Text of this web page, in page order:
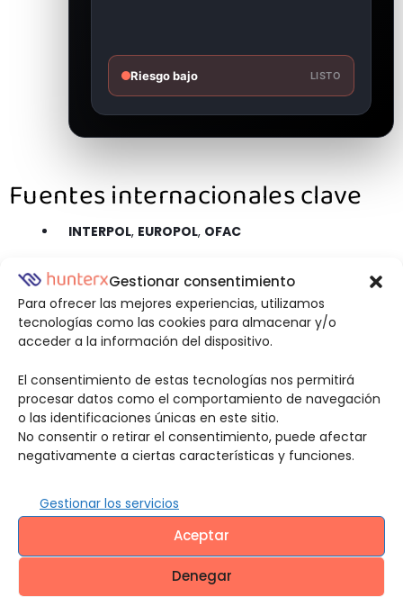
Gestionar consentimiento
Para ofrecer las mejores experiencias, utilizamos
tecnologías como las cookies para almacenar y/o
acceder a la información del dispositivo.
El consentimiento de estas tecnologías nos permitirá
procesar datos como el comportamiento de navegación
o las identificaciones únicas en este sitio.
No consentir o retirar el consentimiento, puede afectar
negativamente a ciertas características y funciones.
Gestionar los servicios
Aceptar
Denegar
Riesgo bajo LISTO
Fuentes internacionales clave
INTERPOL, EUROPOL, OFAC
Listas de terrorismo de la ONU
Verificación de documentos extranjeros
(pasaportes, cédulas)
Estas fuentes son indispensables para procesos de
contratación con alcance global o de alta sensibilidad.
El plus de las fuentes
internas
complementarias